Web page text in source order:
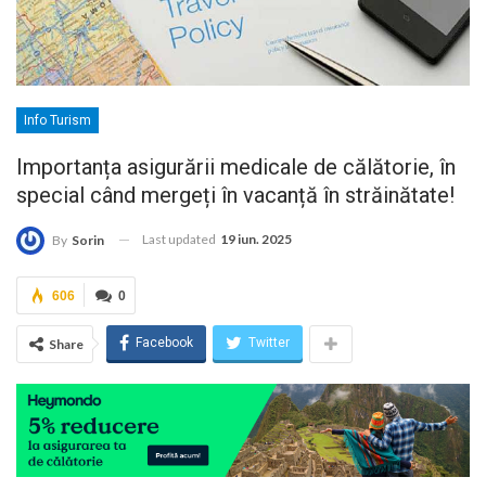
Info Turism
Importanța asigurării medicale de călătorie, în
special când mergeți în vacanță în străinătate!
By Sorin Last updated 19 iun. 2025
0
606
Share Facebook Twitter